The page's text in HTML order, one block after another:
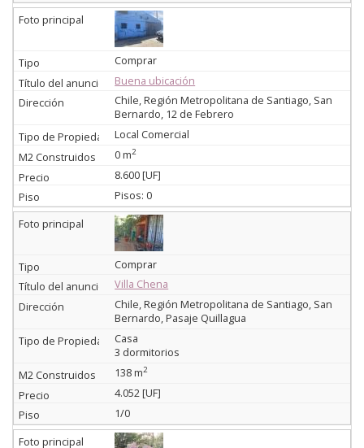
Comprar
Buena ubicación
Chile, Región Metropolitana de Santiago, San
Bernardo, 12 de Febrero
Local Comercial
0 m2
8.600 [UF]
Pisos: 0
Comprar
Villa Chena
Chile, Región Metropolitana de Santiago, San
Bernardo, Pasaje Quillagua
Casa
3 dormitorios
138 m2
4.052 [UF]
1/0